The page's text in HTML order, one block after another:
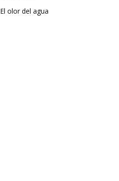
El olor del agua